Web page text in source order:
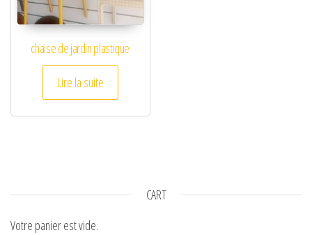
chaise de jardin plastique
Lire la suite
CART
Votre panier est vide.